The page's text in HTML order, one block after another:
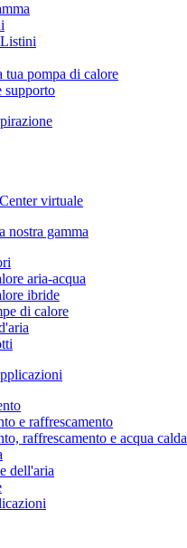
tua pompa di calore
supporto
virtuale
nostra gamma
aria-acqua
ibride
di calore
e raffrescamento
raffrescamento e acqua calda
dell'aria